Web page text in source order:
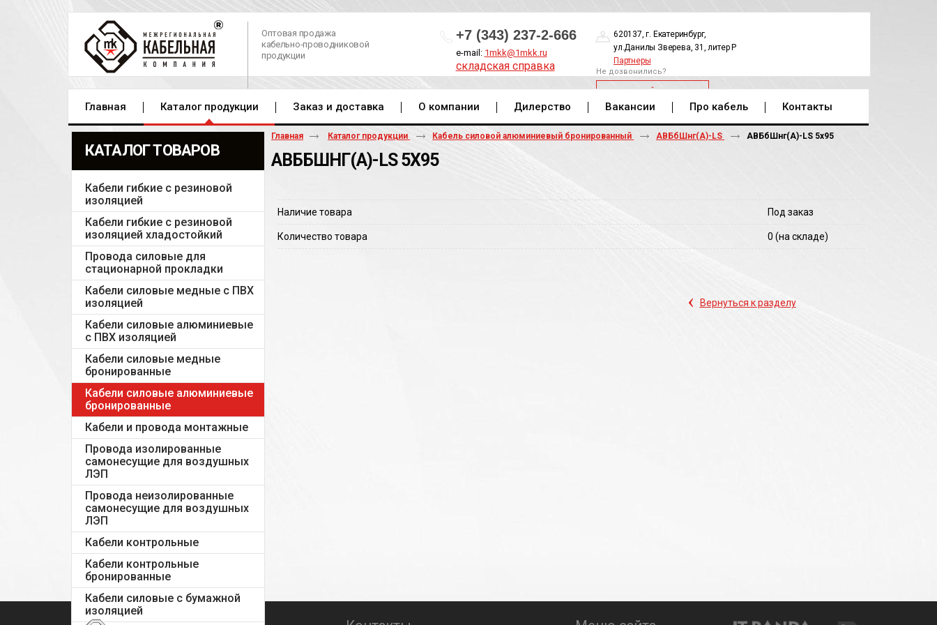
Оптовая продажа
кабельно-проводниковой
продукции
+7 (343) 237-2-666
e-mail: 1mkk@1mkk.ru
складская справка
620137, г. Екатеринбург,
ул.Данилы Зверева, 31, литер Р
Партнеры
Не дозвонились?
ОБРАТНЫЙ ЗВОНОК
Главная Каталог продукции Заказ и доставка О компании Дилерство Вакансии Про кабель Контакты
КАТАЛОГ ТОВАРОВ
Кабели гибкие с резиновой
изоляцией
Кабели гибкие с резиновой
изоляцией хладостойкий
Провода силовые для
стационарной прокладки
Кабели силовые медные с ПВХ
изоляцией
Кабели силовые алюминиевые
с ПВХ изоляцией
Кабели силовые медные
бронированные
Кабели силовые алюминиевые
бронированные
Кабели и провода монтажные
Провода изолированные
самонесущие для воздушных
ЛЭП
Провода неизолированные
самонесущие для воздушных
ЛЭП
Кабели контрольные
Кабели контрольные
бронированные
Кабели силовые с бумажной
изоляцией
Главная Каталог продукции Кабель силовой алюминиевый бронированный АВБбШнг(А)-LS АВБбШнг(A)-LS 5х95
АВББШНГ(A)-LS 5Х95
Наличие товара Под заказ
Количество товара 0 (на складе)
‹ Вернуться к разделу